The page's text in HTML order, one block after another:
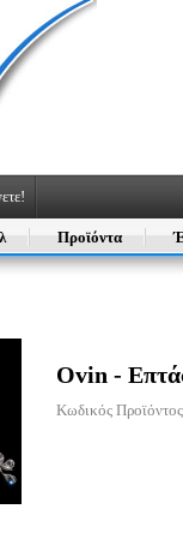
Προϊόντα
Ovin -
Κωδικός